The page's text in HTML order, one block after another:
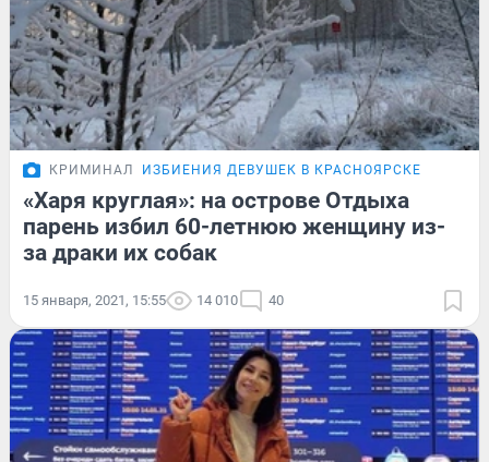
КРИМИНАЛ ИЗБИЕНИЯ ДЕВУШЕК В КРАСНОЯРСКЕ
«Харя круглая»: на острове Отдыха
парень избил 60-летнюю женщину из-
за драки их собак
15 января, 2021, 15:55 14 010 40